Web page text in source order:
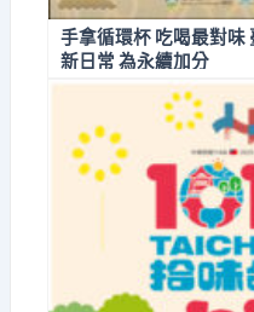
手拿循環杯 吃喝最對味
新日常 為永續加分